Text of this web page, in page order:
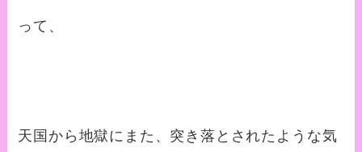
って、
天国から地獄にまた、突き落とされたような気